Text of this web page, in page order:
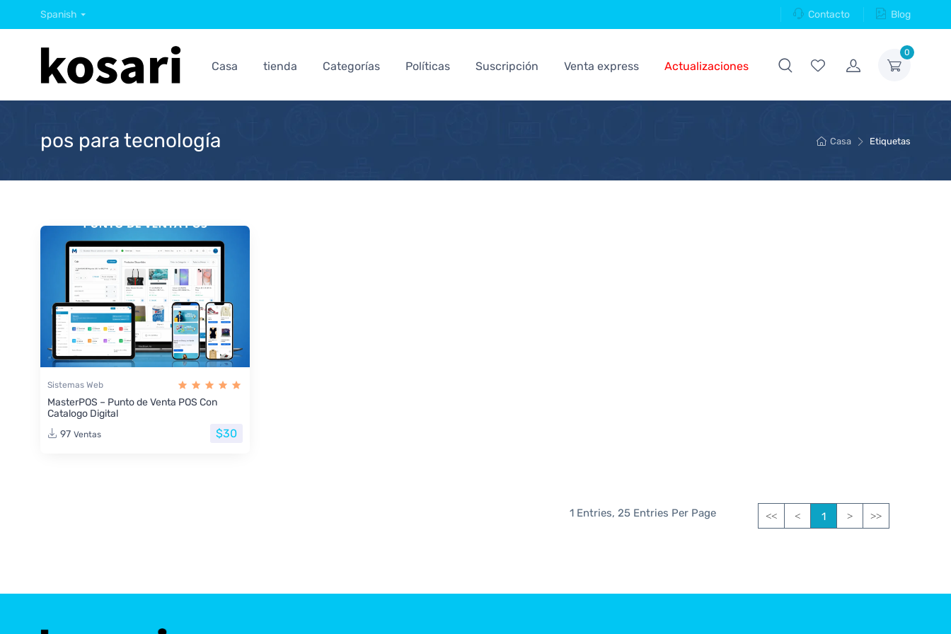
Spanish Contacto Blog
0
Casa tienda Categorías Políticas Suscripción Venta express Actualizaciones
Casa Etiquetas
pos para tecnología
Sistemas Web
MasterPOS – Punto de Venta POS Con
Catalogo Digital
97 Ventas $30
1 Entries, 25 Entries Per Page << < 1 > >>